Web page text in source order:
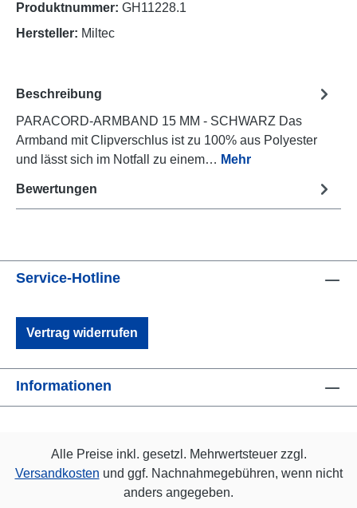
Produktnummer: GH11228.1
Hersteller: Miltec
Beschreibung
PARACORD-ARMBAND 15 MM - SCHWARZ Das
Armband mit Clipverschlus ist zu 100% aus Polyester
und lässt sich im Notfall zu einem… Mehr
Bewertungen
Service-Hotline
Vertrag widerrufen
Informationen
Alle Preise inkl. gesetzl. Mehrwertsteuer zzgl.
Versandkosten und ggf. Nachnahmegebühren, wenn nicht
anders angegeben.